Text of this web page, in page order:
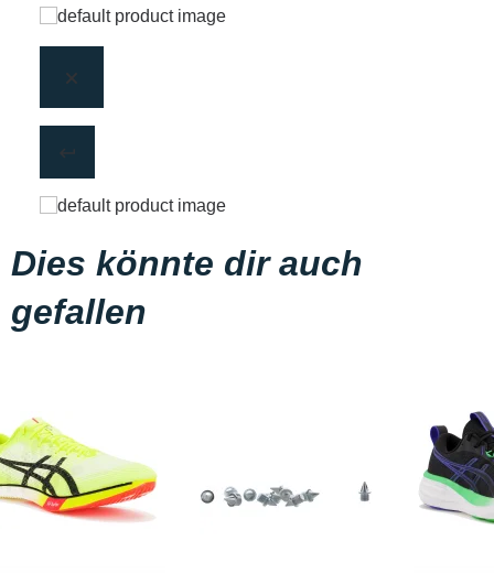
Dies könnte dir auch
gefallen